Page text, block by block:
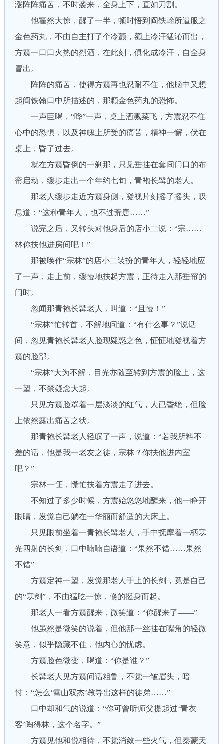
涨阵阵痛苦，不时袭来，全身上下，直如刀割。
他霍然大惊，醒了一半，顿时悟到阎铁翰所逼服之
金色药丸，不由自主打了个冷颤，额上冷汗猛沁而出，
方震一口口火热的烈酒，在此刻，俱化成冷汗，自全身
冒出。
阵阵的痛苦，使得方震再也忍耐不住，他脑中又想
起阎铁翰口中所描述的，那颗金色药丸的恐怖。
一声巨喝，“哗”一声，桌上酒溅菜飞，方震忍不住
心中的恐惧，以及神魄上所受的痛苦，精神一懈，伏在
桌上，昏了过去。
就在方震昏倒的一刹那，只见垂挂在套间门口的布
帘启动，缓步走出一个年约七旬，青袍长髯的老人。
那老人缓步走近方震身侧，凝视片刻摇了摇头，叹
息道：“这种青年人，也不过荒唐……”
说完之后，又转头对他身后的店小二说：“宗……
林你扶他进房间吧！”
那被唤作“宗林”的店小二装扮的青年人，轻轻地应
了一声，走上前，缓慢地扶起方震，正待走入那垂帘的
门时。
忽闻那青袍长髯老人，叫道：“且慢！”
“宗林”忙转首，不解地问道：“有什么事？”说话
间，忽见青袍长髯老人脸现疑惑之色，怔怔地凝视着方
震的脸部。
“宗林”大为不解，目光亦随至转到方震的脸上，这
一望，不禁疑念大起。
只见方震脸罩着一层淡淡的红气，人已昏绝，但脸
上依然露出痛苦之状。
那青袍长髯老人轻叹了一声，说道：“若我所料不
差的话，他是我一老友之徒，宗林？你扶他进内室
吧？”
宗林一怔，慌忙扶着方震走了进去。
不知过了多少时候，方震始悠悠地醒来，他一睁开
眼睛，发觉自己躺在一华丽而舒适的大床上。
只见眼前坐着一青袍长髯老人，手中抚摩着一柄寒
光四射的长剑，口中喃喃自语道：“果然不错……果然
不错”
方震定神一望，发觉那老人手上的长剑，竟是自己
的“寒剑”，不由猛吃一惊，倏的挺身而起。
那老人一看方震醒来，微笑道：“你醒来了——”
他虽然是微笑的说着，但他那一丝挂在嘴角的轻微
笑意，似乎隐藏不住，他内心的忧虑。
方震脸色微变，喝道：“你是谁？”
长髯老人见方震问话粗鲁，不觉一皱眉头，暗
忖：“怎么‘雪山双杰’教导出这样的徒弟……”
口中却和气的说道：“你可曾听师父提起过‘青衣
客’陶得林，这个名字。”
方震见他和悦相待，不觉消敛一些火气，但秦蒙天